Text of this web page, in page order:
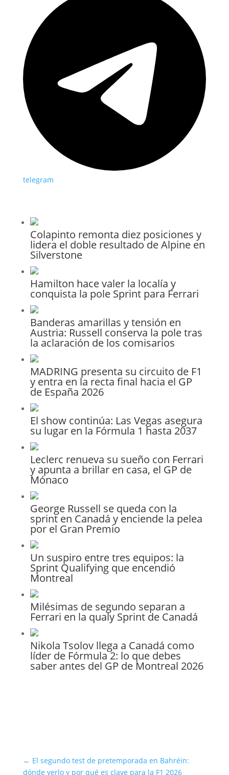
telegram
Colapinto remonta diez posiciones y
lidera el doble resultado de Alpine en
Silverstone
Hamilton hace valer la localía y
conquista la pole Sprint para Ferrari
Banderas amarillas y tensión en
Austria: Russell conserva la pole tras
la aclaración de los comisarios
MADRING presenta su circuito de F1
y entra en la recta final hacia el GP
de España 2026
El show continúa: Las Vegas asegura
su lugar en la Fórmula 1 hasta 2037
Leclerc renueva su sueño con Ferrari
y apunta a brillar en casa, el GP de
Mónaco
George Russell se queda con la
sprint en Canadá y enciende la pelea
por el Gran Premio
Un suspiro entre tres equipos: la
Sprint Qualifying que encendió
Montreal
Milésimas de segundo separan a
Ferrari en la qualy Sprint de Canadá
Nikola Tsolov llega a Canadá como
líder de Fórmula 2: lo que debes
saber antes del GP de Montreal 2026
← El segundo test de pretemporada en Bahréin:
dónde verlo y por qué es clave para la F1 2026